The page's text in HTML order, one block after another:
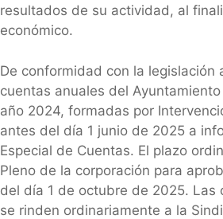
resultados de su actividad, al
económico.
De conformidad con la legislación
cuentas anuales del
año 2024, formadas por
antes del día 1 junio de 2025 a
Especial de Cuentas. El plazo
Pleno de la corporación para
del día 1 de octubre de 2025. Las
se rinden ordinariamente a la